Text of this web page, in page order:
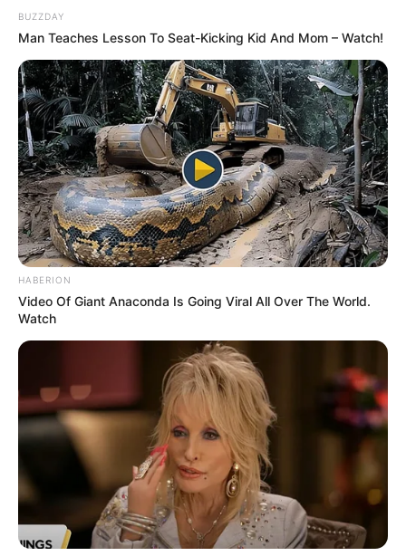
Szerző
More by Szerző
BUZZDAY
Man Teaches Lesson To Seat-Kicking Kid And Mom – Watch!
HABERION
Video Of Giant Anaconda Is Going Viral All Over The World.
Watch